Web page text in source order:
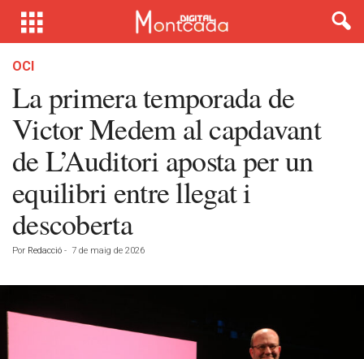
OCI
La primera temporada de
Victor Medem al capdavant
de L’Auditori aposta per un
equilibri entre llegat i
descoberta
Por Redacció - 7 de maig de 2026